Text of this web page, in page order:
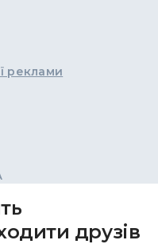
реклами
друзів